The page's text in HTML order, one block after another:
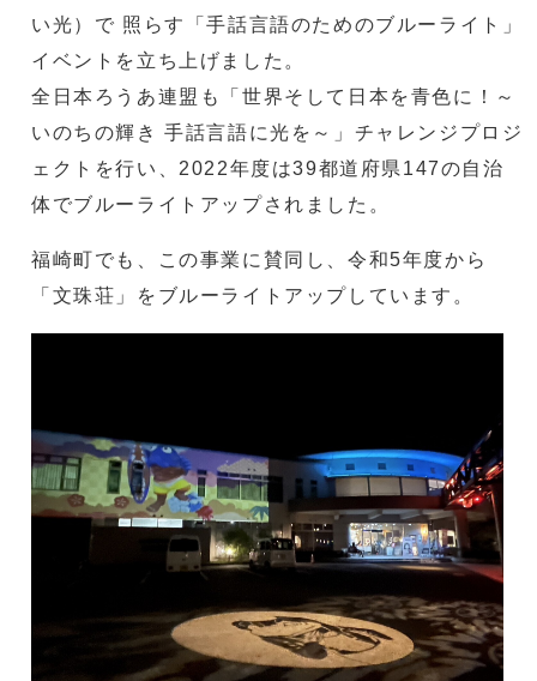
い光）で 照らす「手話言語のためのブルーライト」
イベントを立ち上げました。
全日本ろうあ連盟も「世界そして日本を青色に！～
いのちの輝き 手話言語に光を～」チャレンジプロジ
ェクトを行い、2022年度は39都道府県147の自治
体でブルーライトアップされました。
福崎町でも、この事業に賛同し、令和5年度から
「文珠荘」をブルーライトアップしています。